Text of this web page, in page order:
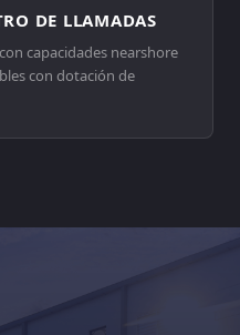
DE LLAMADAS
capacidades nearshore
con dotación de